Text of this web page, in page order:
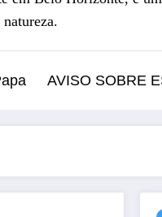
AVISO SOBRE